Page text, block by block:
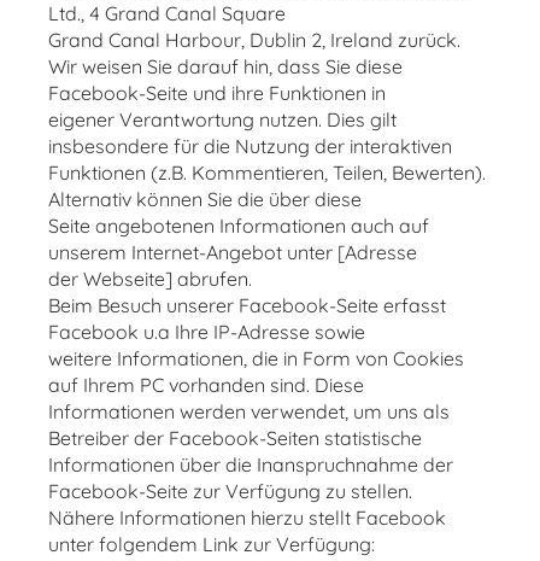
Ltd., 4 Grand Canal Square
Grand Canal Harbour, Dublin 2, Ireland zurück.
Wir weisen Sie darauf hin, dass Sie diese
Facebook-Seite und ihre Funktionen in
eigener Verantwortung nutzen. Dies gilt
insbesondere für die Nutzung der interaktiven
Funktionen (z.B. Kommentieren, Teilen, Bewerten).
Alternativ können Sie die über diese
Seite angebotenen Informationen auch auf
unserem Internet-Angebot unter [Adresse
der Webseite] abrufen.
Beim Besuch unserer Facebook-Seite erfasst
Facebook u.a Ihre IP-Adresse sowie
weitere Informationen, die in Form von Cookies
auf Ihrem PC vorhanden sind. Diese
Informationen werden verwendet, um uns als
Betreiber der Facebook-Seiten statistische
Informationen über die Inanspruchnahme der
Facebook-Seite zur Verfügung zu stellen.
Nähere Informationen hierzu stellt Facebook
unter folgendem Link zur Verfügung: